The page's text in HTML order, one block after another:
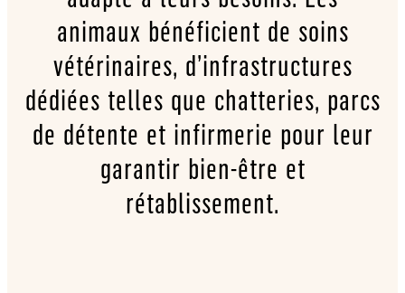
animaux bénéficient de soins
vétérinaires, d’infrastructures
dédiées telles que chatteries, parcs
de détente et infirmerie pour leur
garantir bien-être et
rétablissement.